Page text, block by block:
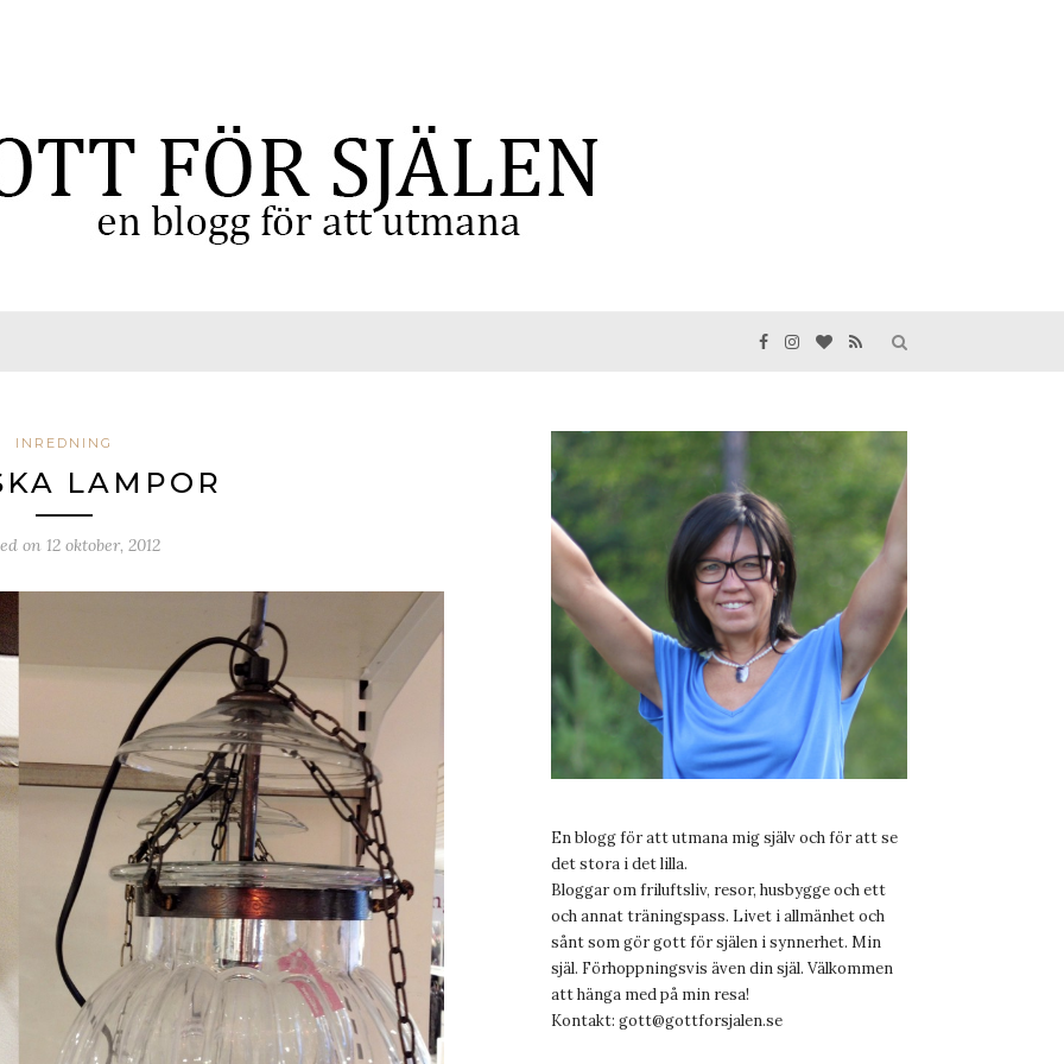
INREDNING
LAMPOR
on 12 oktober, 2012
En blogg för att utmana mig själv och för att se
det stora i det lilla.
Bloggar om friluftsliv, resor, husbygge och ett
och annat träningspass. Livet i allmänhet och
sånt som gör gott för själen i synnerhet. Min
själ. Förhoppningsvis även din själ. Välkommen
att hänga med på min resa!
Kontakt: gott@gottforsjalen.se